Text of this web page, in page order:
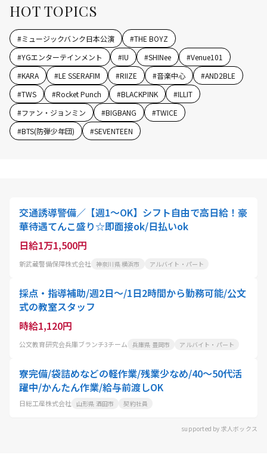
HOT TOPICS
#ミュージックバンク日本公演 #THE BOYZ
#YGエンターテインメント #IU #SHINee #Venue101
#KARA #LE SSERAFIM #RIIZE #音楽中心 #AND2BLE
#TWS #Rocket Punch #BLACKPINK #ILLIT
#ファン・ジョンミン #BIGBANG #TWICE
#BTS(防弾少年団) #SEVENTEEN
交通誘導警備／【週1～OK】シフト自由で高日給！豪
華待遇てんこ盛り☆即面接ok/日払いok
日給1万1,500円
新武蔵警備保障株式会社 神奈川県 横浜市 アルバイト・パート
採点・指導補助/週2日～/1日2時間から勤務可能/公文
式の教室スタッフ
時給1,120円
公文教育研究会兵庫ブランチ3チーム 兵庫県 豊岡市 アルバイト・パート
寮完備/袋詰めなどの軽作業/残業少なめ/40～50代活
躍中/かんたん作業/給与前渡しOK
日総工産株式会社 山形県 酒田市 契約社員
supported by 求人ボックス